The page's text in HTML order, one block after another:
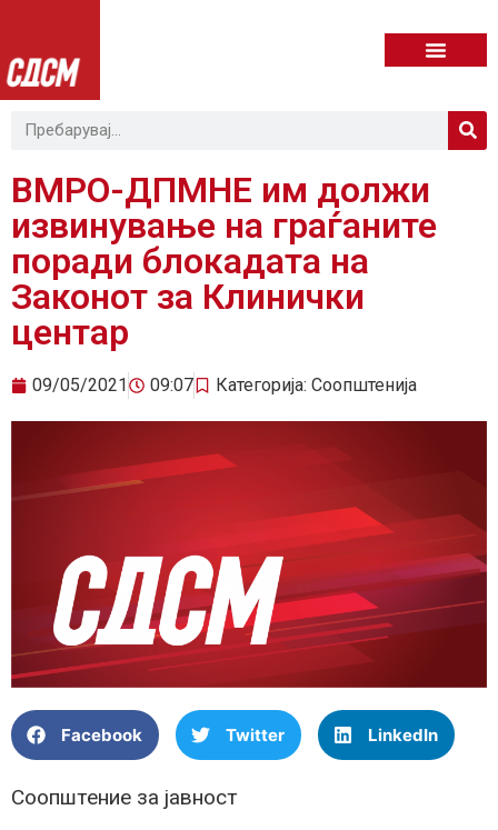
ВМРО-ДПМНЕ им должи
извинување на граѓаните
поради блокадата на
Законот за Клинички
центар
09/05/2021 09:07 Категорија: Соопштенија
Facebook Twitter LinkedIn
Соопштение за јавност